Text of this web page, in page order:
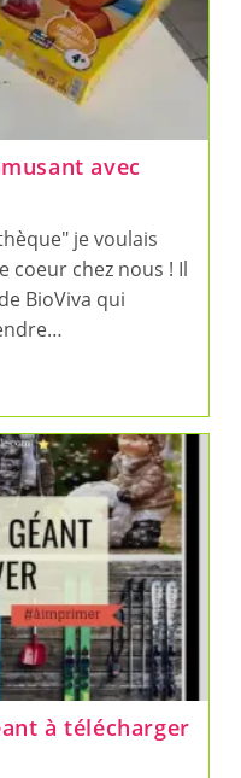
avec
je voulais
coeur chez nous ! Il
BioViva qui
à télécharger